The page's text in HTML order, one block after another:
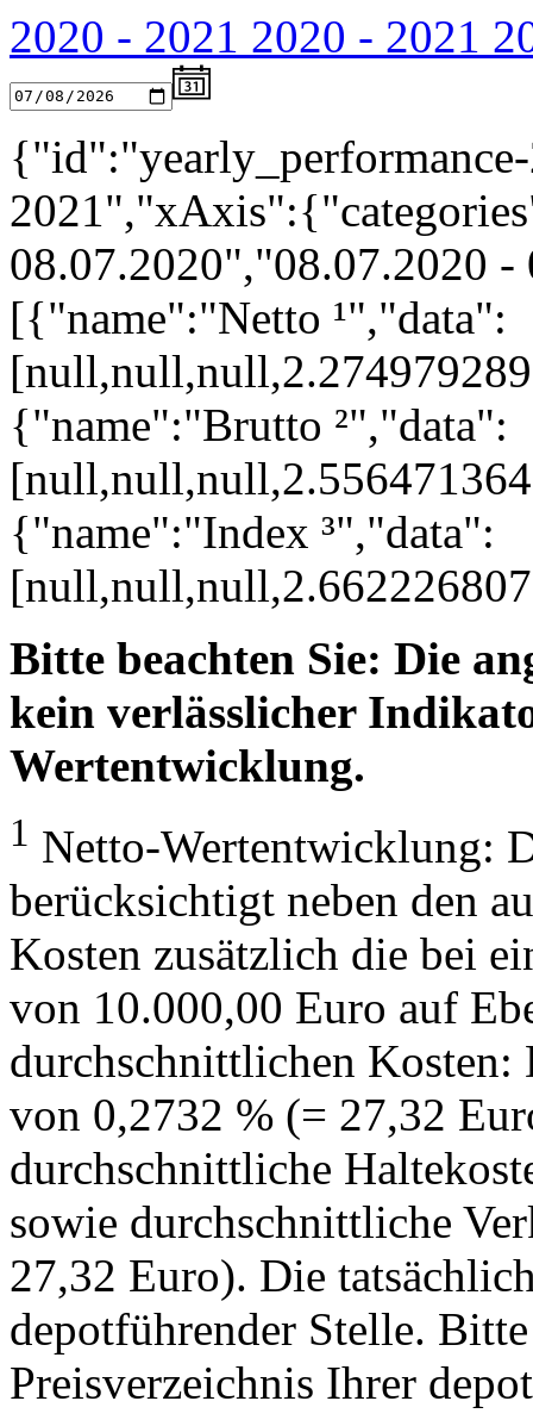
2020 - 2021 2020 - 2021
08.07.2020","08.07.2020
[{"name":"Netto ¹","data":
{"name":"Brutto ²","data":
{"name":"Index ³","data":
Bitte beachten Sie: Die
kein verlässlicher
Wertentwicklung.
1 Netto-Wertentwicklung:
berücksichtigt neben den
Kosten zusätzlich die bei
von 10.000,00 Euro auf
durchschnittlichen
von 0,2732 % (= 27,32
durchschnittliche
sowie durchschnittliche
27,32 Euro). Die
depotführender Stelle.
Preisverzeichnis Ihrer